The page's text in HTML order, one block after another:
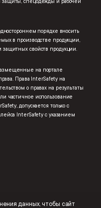
спецодежды и рабочей
порядке вносить
в производстве продукции,
свойств продукции.
на портале
Права InterSafety на
о правах на результаты
частичное использование
допускается только с
InterSafety с указанием
данных, чтобы сайт